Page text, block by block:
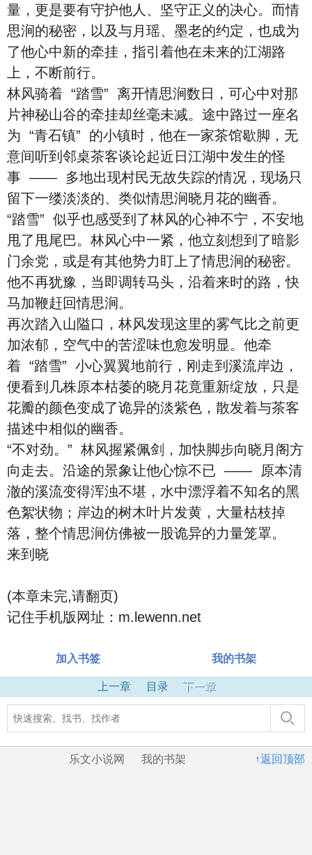
量，更是要有守护他人、坚守正义的决心。而情
思涧的秘密，以及与月瑶、墨老的约定，也成为
了他心中新的牵挂，指引着他在未来的江湖路
上，不断前行。
林风骑着 “踏雪” 离开情思涧数日，可心中对那
片神秘山谷的牵挂却丝毫未减。途中路过一座名
为 “青石镇” 的小镇时，他在一家茶馆歇脚，无
意间听到邻桌茶客谈论起近日江湖中发生的怪
事 —— 多地出现村民无故失踪的情况，现场只
留下一缕淡淡的、类似情思涧晓月花的幽香。
“踏雪” 似乎也感受到了林风的心神不宁，不安地
甩了甩尾巴。林风心中一紧，他立刻想到了暗影
门余党，或是有其他势力盯上了情思涧的秘密。
他不再犹豫，当即调转马头，沿着来时的路，快
马加鞭赶回情思涧。
再次踏入山隘口，林风发现这里的雾气比之前更
加浓郁，空气中的苦涩味也愈发明显。他牵
着 “踏雪” 小心翼翼地前行，刚走到溪流岸边，
便看到几株原本枯萎的晓月花竟重新绽放，只是
花瓣的颜色变成了诡异的淡紫色，散发着与茶客
描述中相似的幽香。
“不对劲。” 林风握紧佩剑，加快脚步向晓月阁方
向走去。沿途的景象让他心惊不已 —— 原本清
澈的溪流变得浑浊不堪，水中漂浮着不知名的黑
色絮状物；岸边的树木叶片发黄，大量枯枝掉
落，整个情思涧仿佛被一股诡异的力量笼罩。
来到晓
(本章未完,请翻页)
记住手机版网址：m.lewenn.net
加入书签 我的书架
上一章 目录 下一章
↑返回顶部
乐文小说网 我的书架